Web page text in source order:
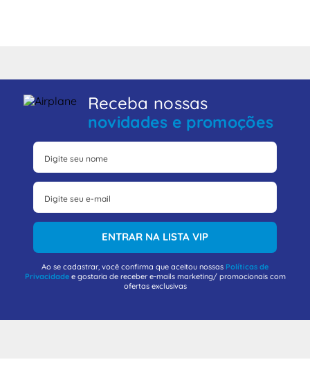
Receba nossas
novidades e promoções
ENTRAR NA LISTA VIP
Ao se cadastrar, você confirma que aceitou nossas Políticas de
Privacidadee gostaria de receber e-mails marketing/ promocionais com
ofertas exclusivas